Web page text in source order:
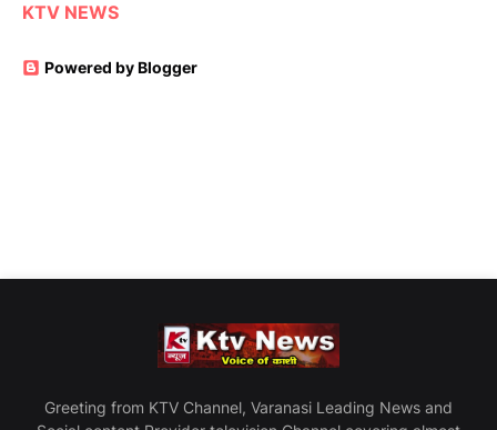
KTV NEWS
Powered by Blogger
Greeting from KTV Channel, Varanasi Leading News and